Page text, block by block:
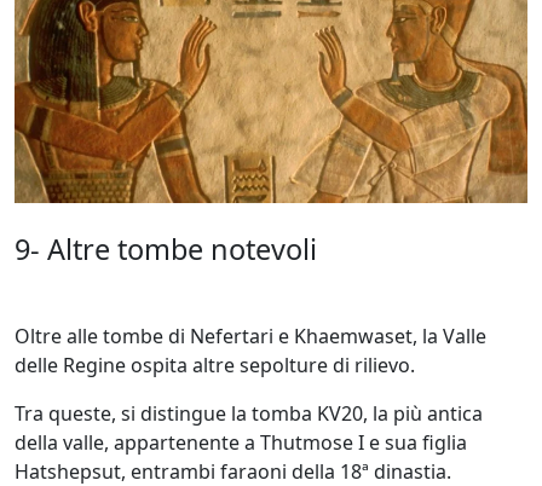
9- Altre tombe notevoli
Oltre alle tombe di Nefertari e Khaemwaset, la Valle
delle Regine ospita altre sepolture di rilievo.
Tra queste, si distingue la tomba KV20, la più antica
della valle, appartenente a Thutmose I e sua figlia
Hatshepsut, entrambi faraoni della 18ª dinastia.